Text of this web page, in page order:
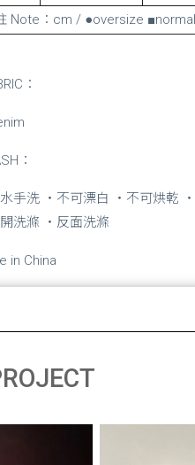
Note：cm / ●oversize
：
：
水手洗 ・不可漂白 ・不可烘乾
洗滌 ・反面洗滌
in China